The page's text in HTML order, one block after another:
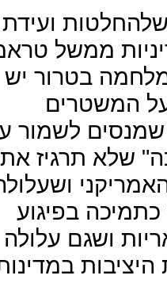
ועידת
ממשל
בטרור יש
המשטרים
שמנסים לשמור
שלא תרגיז את
בפיגוע
ושגם עלולה
היציבות